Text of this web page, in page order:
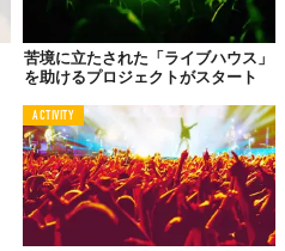
苦境に立たされた「ライブハウス」
を助けるプロジェクトがスタート
ACTIVITY